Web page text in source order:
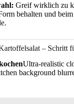
Greif wirklich zu
behalten und
– Schritt
Ultra-realistic
background